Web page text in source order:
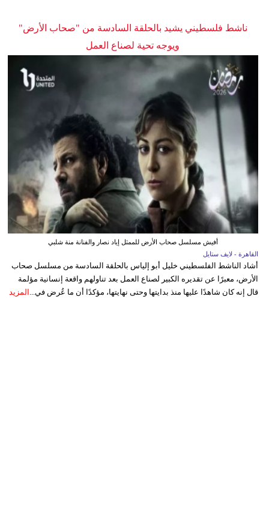
ناشط فلسطيني يشيد بالحلقة السادسة من "صحاب الأرض"
ويوجه تحية لصناع العمل
أفيش مسلسل صحاب الأرض للممثل إياد نصار والفنانة منة شلبي
القاهرة - لايف ستايل
أشاد الناشط الفلسطيني خليل أبو إلياس بالحلقة السادسة من مسلسل صحاب
الأرض، معبرًا عن تقديره الكبير لصناع العمل بعد تناولهم واقعة إنسانية مؤلمة
قال إنه كان شاهدًا عليها منذ بدايتها وحتى نهايتها، مؤكدًا أن ما عُرض في... المزيد